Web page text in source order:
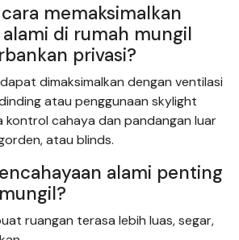
memaksimalkan
di rumah mungil
privasi?
dimaksimalkan dengan ventilasi
atau penggunaan skylight
kontrol cahaya dan pandangan luar
atau blinds.
alami penting
ruangan terasa lebih luas, segar,